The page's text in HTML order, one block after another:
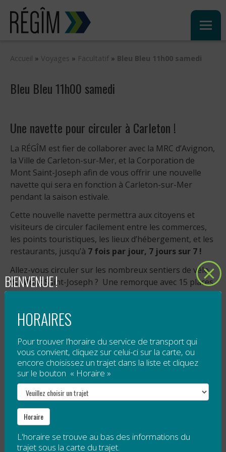
Sauter
contenu
Accueil » Voyages » Facultatif » Bleu Bleu 11h00 samedi
Bleu Bleu 11h00 samedi
Une navette pour circuler à Carleton !
La RÉGÎM est fier de collaborer avec la MRC d’Avignon,
la Ville de Carleton-sur-Mer, et la Corporation de
Mont Saint-Joseph afin de vous offrir une nouvelle
navette qui sera en fonction à Carleton-sur-Mer
pendant la saison estivale.
Cette nouvelle navette permettra aux citoyens et
visiteurs de circuler facilement entre les commerces,
les points touristiques, les lieux d’hébergement, et les
restaurants, jusqu’à 7 fois par jour, 7 jours sur 7 !
Allez-vous circuler sur les nombreux sentiers de vélo
du Mont Saint-Joseph ? Une remorque avec 15 places
pour les vélos est disponible.
Tarification
Saint-Joseph;
payer ce que vous payer pour toute autre
destination (contribution volontaire).
Veuillez noter qu’un droit d’accès est obligatoire pour
le sommet de Mont Saint-Joseph. Ce droit d’accès
n’est pas compris dans le tarif de la navette.
Horaire spécial — Festival Bleu Bleu
BIENVENUE !
HORAIRES
Pour trouver l’horaire du service de transport qui
vous convient, cliquez sur celui-ci sur la carte, ou
encore choisissez un trajet dans la liste et cliquez
sur le bouton « Horaire »
Horaire
L'horaire se trouve au bas des informations du
trajet sous la carte du trajet.